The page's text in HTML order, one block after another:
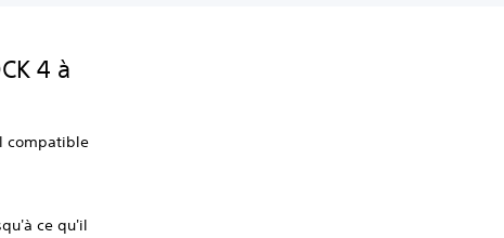
4 à
compatible
ce qu'il